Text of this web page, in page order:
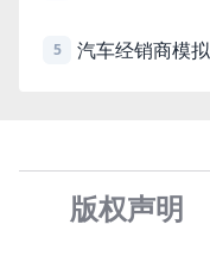
5 汽车经销商模
版权声明